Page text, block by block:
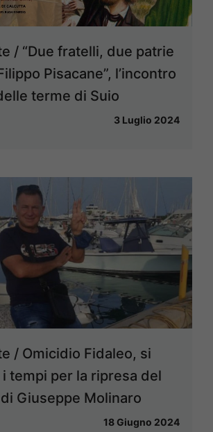
/ “Due fratelli, due patrie
Pisacane”, l’incontro
terme di Suio
3 Luglio 2024
/ Omicidio Fidaleo, si
tempi per la ripresa del
Giuseppe Molinaro
18 Giugno 2024